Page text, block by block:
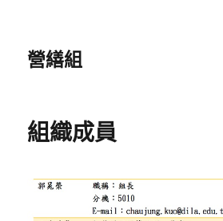
營繕組
組織成員